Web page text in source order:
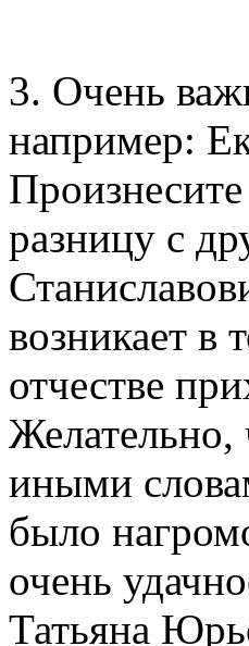
3. Очень
например:
Произнесите
разницу с
возникает в
отчестве
Желательно,
иными
было
очень
Татьяна